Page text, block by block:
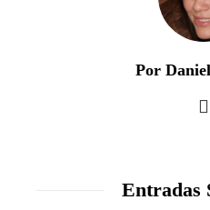
Por
Entradas